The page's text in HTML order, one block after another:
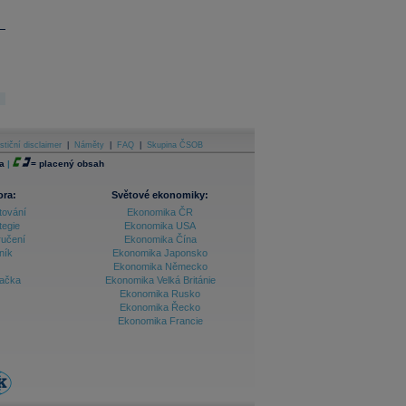
disclaimer Náměty FAQ Skupina ČSOB
| = placený obsah
Světové ekonomiky:
Ekonomika ČR
Ekonomika USA
Ekonomika Čína
Ekonomika Japonsko
Ekonomika Německo
Ekonomika Velká Británie
Ekonomika Rusko
Ekonomika Řecko
Ekonomika Francie